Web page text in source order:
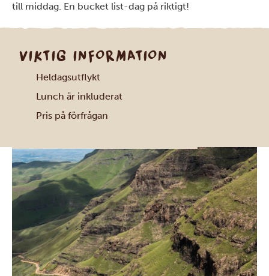
till middag. En bucket list-dag på riktigt!
VIKTIG INFORMATION
Heldagsutflykt
Lunch är inkluderat
Pris på förfrågan